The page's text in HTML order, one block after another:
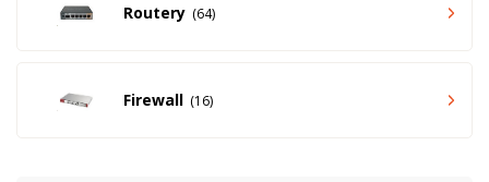
Routery 64
Firewall 16